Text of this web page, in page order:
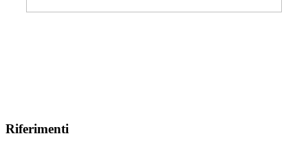
Riferimenti